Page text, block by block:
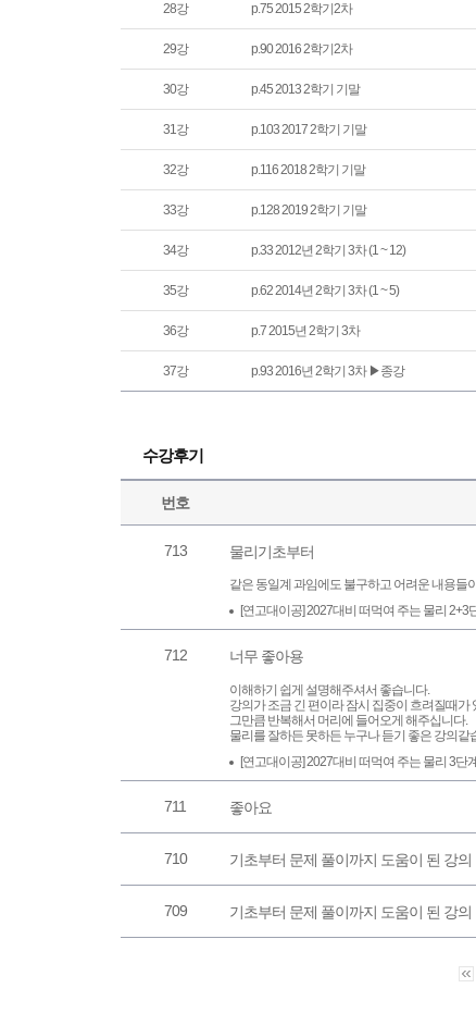
28강 p.75 2015 2학기2차
29강 p.90 2016 2학기2차
30강 p.45 2013 2학기 기말
31강 p.103 2017 2학기 기말
32강 p.116 2018 2학기 기말
33강 p.128 2019 2학기 기말
34강 p.33 2012년 2학기 3차 (1 ~ 12)
35강 p.62 2014년 2학기 3차 (1 ~ 5)
36강 p.7 2015년 2학기 3차
37강 p.93 2016년 2학기 3차 ▶종강
수강후기
번호
713 물리기초부터
같은 동일계 과임에도 불구하고 어려운 내용들
[연고대이공] 2027대비 떠먹여 주는 물리 2+3
712 너무 좋아용
이해하기 쉽게 설명해주셔서 좋습니다.
강의가 조금 긴 편이라 잠시 집중이 흐려질때가
그만큼 반복해서 머리에 들어오게 해주십니다.
물리를 잘하든 못하든 누구나 듣기 좋은 강의같
[연고대이공] 2027대비 떠먹여 주는 물리 3단
711 좋아요
710 기초부터 문제 풀이까지 도움이 된 강의
709 기초부터 문제 풀이까지 도움이 된 강의